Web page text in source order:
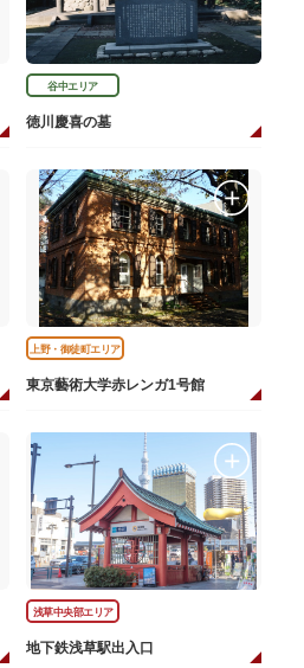
谷中エリア
徳川慶喜の墓
上野・御徒町エリア
東京藝術大学赤レンガ1号館
浅草中央部エリア
地下鉄浅草駅出入口